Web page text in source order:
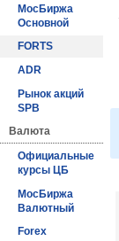
МосБиржа
Основной
FORTS
ADR
Рынок акций
SPB
Валюта
Официальные
курсы ЦБ
МосБиржа
Валютный
Forex